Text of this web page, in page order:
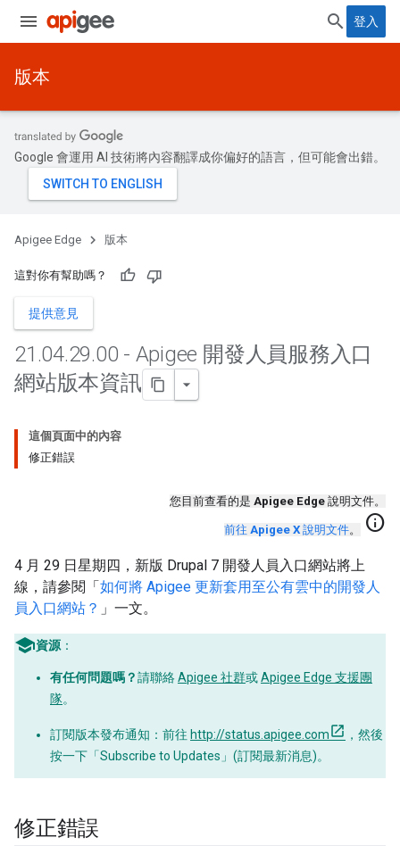
登入
版本
Google 會運用 AI 技術將內容翻譯成你偏好的語言，但可能會出錯。
Apigee Edge 版本
這對你有幫助嗎？
提供意見
21 .04.29.00 - Apigee 開發人員服務入口
網站版本資訊
這個頁面中的內容
修正錯誤
您目前查看的是 Apigee Edge 說明文件。
前往 Apigee X 說明文件。 info
4 月 29 日星期四，新版 Drupal 7 開發人員入口網站將上
線，請參閱「如何將 Apigee 更新套用至公有雲中的開發人
員入口網站？ 」一文。
資源 ：
有任何問題嗎？請聯絡Apigee 社群或Apigee Edge 支援團
隊。
訂閱版本發布通知：前往 http://status.apigee.com
，然後
按一下「Subscribe to Updates」(訂閱最新消息)。
修正錯誤